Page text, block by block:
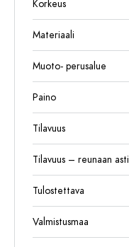
Korkeus
Materiaali
Muoto- perusalue
Paino
Tilavuus
Tilavuus – reunaan asti
Tulostettava
Valmistusmaa